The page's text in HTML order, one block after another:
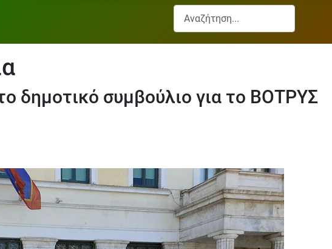
Αναζήτηση...
δημοτικό συμβούλιο για το ΒΟΤΡΥΣ